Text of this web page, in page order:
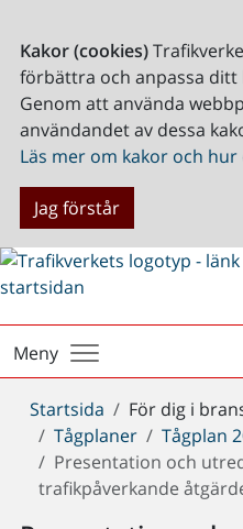
Kakor (cookies)
förbättra och anpassa ditt
Genom att använda
användandet av dessa
Läs mer om kakor och
Jag förstår
Meny
Du
är
här:
Startsida För dig i
Tågplaner
Tågplan
Presentation och
trafikpåverkande